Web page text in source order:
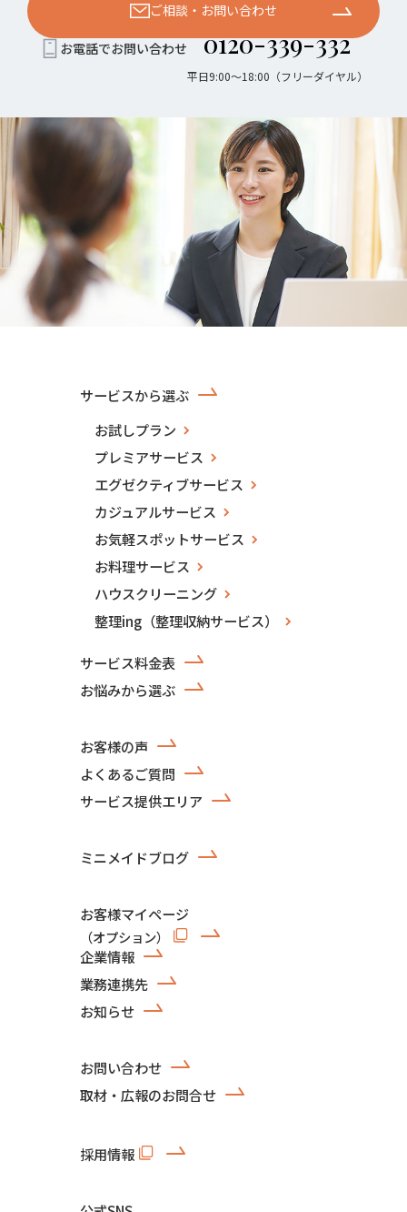
ご相談・お問い合わせ
お電話でお問い合わせ 0120-339-332
平日9:00〜18:00（フリーダイヤル）
サービスから選ぶ
お試しプラン
プレミアサービス
エグゼクティブサービス
カジュアルサービス
お気軽スポットサービス
お料理サービス
ハウスクリーニング
整理ing（整理収納サービス）
サービス料金表
お悩みから選ぶ
お客様の声
よくあるご質問
サービス提供エリア
ミニメイドブログ
お客様マイページ
（オプション）
企業情報
業務連携先
お知らせ
お問い合わせ
取材・広報のお問合せ
採用情報